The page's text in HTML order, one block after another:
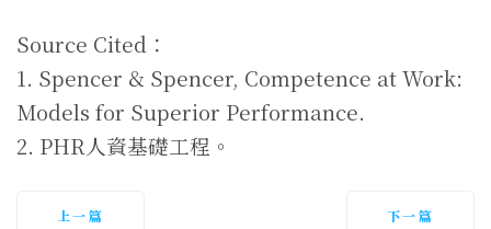
Source Cited：
1. Spencer & Spencer, Competence at Work:
Models for Superior Performance.
2. PHR人資基礎工程。
上一篇 下一篇